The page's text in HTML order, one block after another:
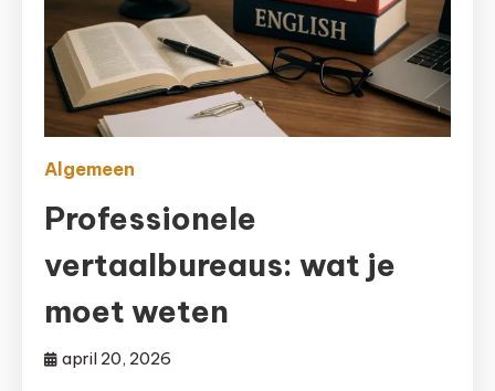
Algemeen
Professionele
vertaalbureaus: wat je
moet weten
april 20, 2026